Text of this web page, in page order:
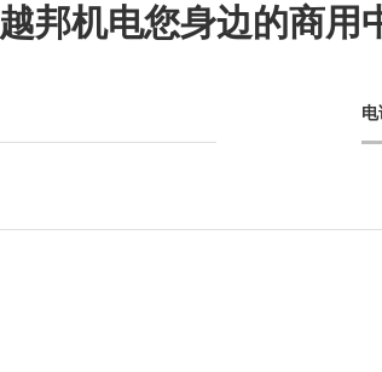
越邦机电您身边的商用
电